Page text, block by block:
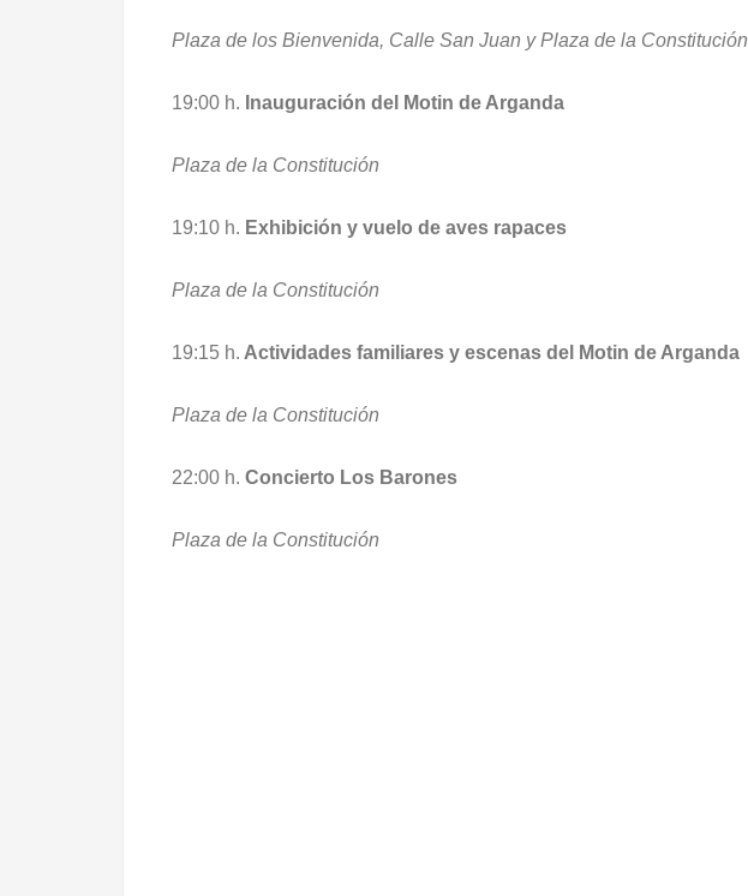
Plaza de los Bienvenida, Calle San Juan y Plaza de la Constitución
19:00 h. Inauguración del Motin de Arganda
Plaza de la Constitución
19:10 h. Exhibición y vuelo de aves rapaces
Plaza de la Constitución
19:15 h. Actividades familiares y escenas del Motin de Arganda
Plaza de la Constitución
22:00 h. Concierto Los Barones
Plaza de la Constitución